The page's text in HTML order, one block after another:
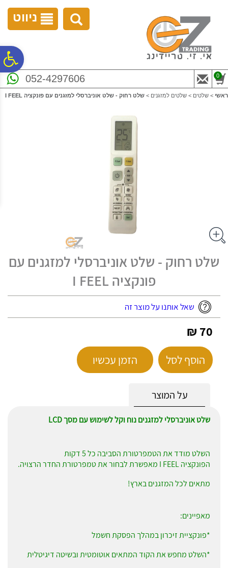
נגישות
ניווט
052-4297606 0
ראשי > שלטים > שלטים למזגנים > שלט רחוק - שלט אוניברסלי למזגנים עם פונקציה I FEEL
שלט רחוק - שלט אוניברסלי למזגנים עם
פונקציה I FEEL
שאל אותנו על מוצר זה
70 ₪
הוסף לסל הזמן עכשיו
על המוצר
שלט אוניברסלי למזגנים נוח וקל לשימוש עם מסך LCD
השלט מודד את הטמפרטורת הסביבה כל 5 דקות
הפונקציה I FEEL מאפשרת לבחור את טמפרטורת החדר הרצויה.
מתאים לכל המזגנים בארץ!
מאפיינים:
*פונקציית זיכרון במהלך הפסקת חשמל
*השלט מחפש את הקוד המתאים אוטומטית ובשיטה דיגיטלית